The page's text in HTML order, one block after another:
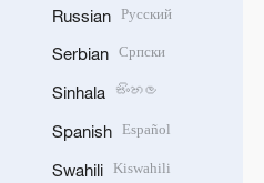
Russian Русский
Serbian Српски
Sinhala සිංහල
Spanish Español
Swahili Kiswahili